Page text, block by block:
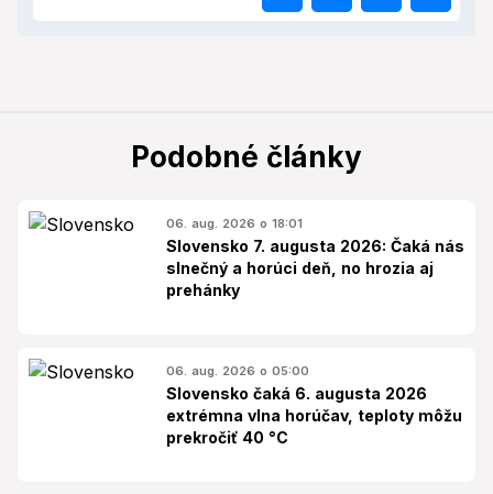
Podobné články
06. aug. 2026 o 18:01
Slovensko 7. augusta 2026: Čaká nás
slnečný a horúci deň, no hrozia aj
prehánky
06. aug. 2026 o 05:00
Slovensko čaká 6. augusta 2026
extrémna vlna horúčav, teploty môžu
prekročiť 40 °C